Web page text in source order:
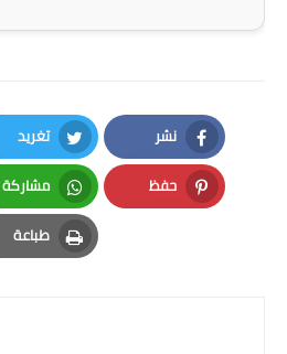
نشر
Facebook
تغريد
Twitter
حفظ
Pinterest
مشاركة
Whatsapp
طباعة
Print